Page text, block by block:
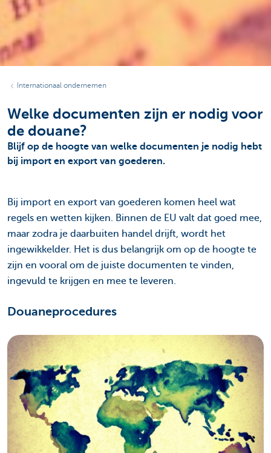
Internationaal ondernemen
Welke documenten zijn er nodig voor
de douane?
Blijf op de hoogte van welke documenten je nodig hebt
bij import en export van goederen.
Bij import en export van goederen komen heel wat
regels en wetten kijken. Binnen de EU valt dat goed mee,
maar zodra je daarbuiten handel drijft, wordt het
ingewikkelder. Het is dus belangrijk om op de hoogte te
zijn en vooral om de juiste documenten te vinden,
ingevuld te krijgen en mee te leveren.
Douaneprocedures